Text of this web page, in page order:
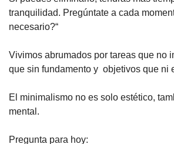
tranquilidad. Pregúntate a cada
necesario?“
Vivimos abrumados por tareas que no
que sin fundamento y  objetivos que ni
El minimalismo no es solo estético,
mental.
Pregunta para hoy: